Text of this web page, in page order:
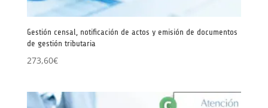
Gestión censal, notificación de actos y emisión de documentos
de gestión tributaria
273,60€